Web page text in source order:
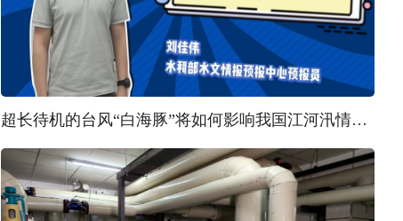
超长待机的台风“白海豚”将如何影响我国江河汛情？ | 汛问水雨情